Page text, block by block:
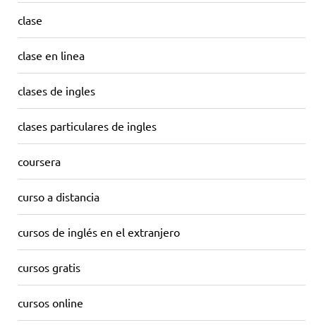
clase
clase en linea
clases de ingles
clases particulares de ingles
coursera
curso a distancia
cursos de inglés en el extranjero
cursos gratis
cursos online